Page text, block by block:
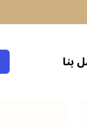
بنا